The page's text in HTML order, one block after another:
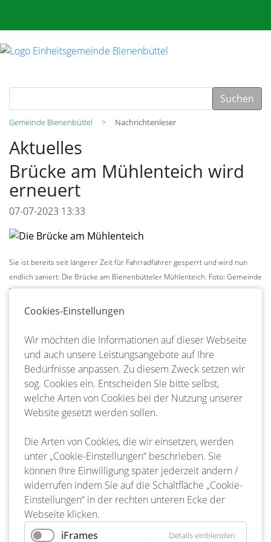
Suchen
Gemeinde Bienenbüttel Nachrichtenleser
Aktuelles
Brücke am Mühlenteich wird
erneuert
07-07-2023 13:33
Sie ist bereits seit längerer Zeit für Fahrradfahrer gesperrt und wird nun
endlich saniert: Die Brücke am Bienenbütteler Mühlenteich. Foto: Gemeinde
Bienenbüttel
Bienenbüttel.Die Brücke am Mühlenteich/Wehr in
Bienenbüttel wird ab Montag, 10. Juli 2023, komplett
gesperrt. An diesem Tag beginnt die Firma Winkler mit
dem Abriss und Bau einer neuen Brücke, die dann
voraussichtlich Mitte August 2023 fertiggestellt sein soll.
Das erklärt Inga Heitmann, Bauamtsleiterin bei der
Gemeinde Bienenbüttel. Die Kosten für die Erneuerung
belaufen sich auf 130.000 Euro.
Bereits seit 2020 durfte die Brücke nur noch von
Fußgängern passiert werden, Fahrradfahrer mussten
absteigen. Hintergrund ist, dass die Tragfähigkeit des
Bauwerks nicht mehr gewährleistet war. Erneuert werden
der Überbau und das Geländer. An der östlichen Seite der
Brücke, in Richtung alter Wassermühle, wird im Zuge der
Baumaßnahme außerdem ein Zaun erneuert.
Cookies-Einstellungen
Wir möchten die Informationen auf dieser Webseite
und auch unsere Leistungsangebote auf Ihre
Bedürfnisse anpassen. Zu diesem Zweck setzen wir
sog. Cookies ein. Entscheiden Sie bitte selbst,
welche Arten von Cookies bei der Nutzung unserer
Website gesetzt werden sollen.
Die Arten von Cookies, die wir einsetzen, werden
unter „Cookie-Einstellungen“ beschrieben. Sie
können Ihre Einwilligung später jederzeit ändern /
widerrufen indem Sie auf die Schaltfläche „Cookie-
Einstellungen“ in der rechten unteren Ecke der
Webseite klicken.
iFrames
Details einblenden